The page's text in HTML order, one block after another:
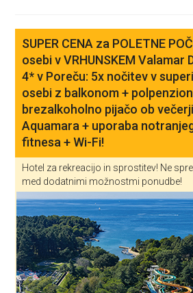
SUPER CENA za POLETNE
osebi v VRHUNSKEM Valamar
4* v Poreču: 5x nočitev v
osebi z balkonom +
brezalkoholno pijačo ob
Aquamara + uporaba
fitnesa + Wi-Fi!
Hotel za rekreacijo in sprostitev! Ne
med dodatnimi možnostmi ponudbe!